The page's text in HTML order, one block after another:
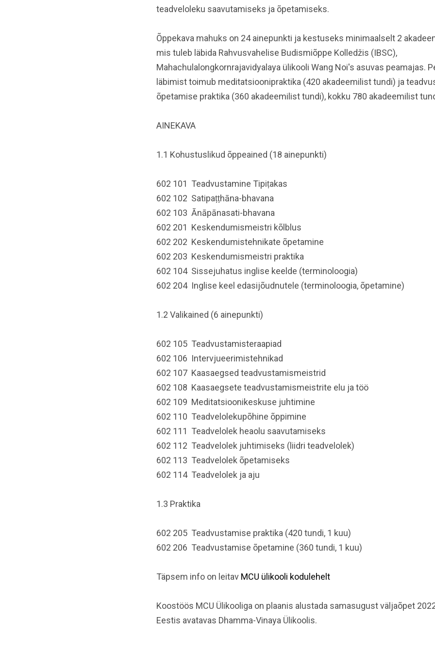
teadveloleku saavutamiseks ja õpetamiseks.
Õppekava mahuks on 24 ainepunkti ja kestuseks minimaalselt 2
mis tuleb läbida Rahvusvahelise Budismiõppe Kolledžis (IBSC),
Mahachulalongkornrajavidyalaya ülikooli Wang Noi's asuvas peamajas.
läbimist toimub meditatsioonipraktika (420 akadeemilist tundi) ja
õpetamise praktika (360 akadeemilist tundi), kokku 780 akadeemilist
AINEKAVA
1.1 Kohustuslikud õppeained (18 ainepunkti)
602 101 Teadvustamine Tipiṭakas
602 102 Satipaṭṭhāna-bhavana
602 103 Ānāpānasati-bhavana
602 201 Keskendumismeistri kõlblus
602 202 Keskendumistehnikate õpetamine
602 203 Keskendumismeistri praktika
602 104 Sissejuhatus inglise keelde (terminoloogia)
602 204 Inglise keel edasijõudnutele (terminoloogia, õpetamine)
1.2 Valikained (6 ainepunkti)
602 105 Teadvustamisteraapiad
602 106 Intervjueerimistehnikad
602 107 Kaasaegsed teadvustamismeistrid
602 108 Kaasaegsete teadvustamismeistrite elu ja töö
602 109 Meditatsioonikeskuse juhtimine
602 110 Teadvelolekupõhine õppimine
602 111 Teadvelolek heaolu saavutamiseks
602 112 Teadvelolek juhtimiseks (liidri teadvelolek)
602 113 Teadvelolek õpetamiseks
602 114 Teadvelolek ja aju
1.3 Praktika
602 205 Teadvustamise praktika (420 tundi, 1 kuu)
602 206 Teadvustamise õpetamine (360 tundi, 1 kuu)
Täpsem info on leitav MCU ülikooli kodulehelt
Koostöös MCU Ülikooliga on plaanis alustada samasugust väljaõpet
Eestis avatavas Dhamma-Vinaya Ülikoolis.